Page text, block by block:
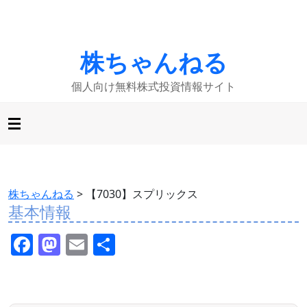
株ちゃんねる
個人向け無料株式投資情報サイト
株ちゃんねる > 【7030】スプリックス
基本情報
F M E